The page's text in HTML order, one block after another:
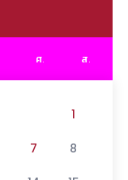
ศ. ส.
1
7 8